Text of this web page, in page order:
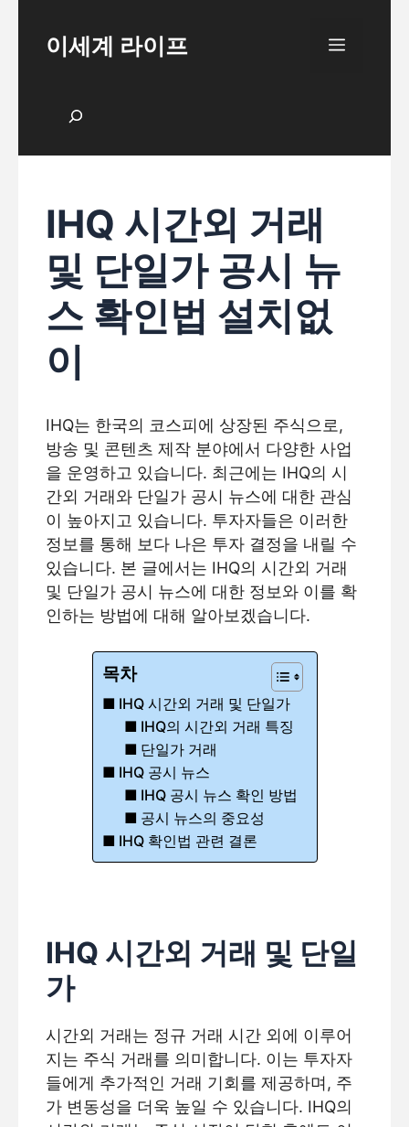
content이세계 라이프 Menu
IHQ 시간외 거래
및 단일가 공시 뉴
스 확인법 설치없
이
IHQ는 한국의 코스피에 상장된 주식으로,
방송 및 콘텐츠 제작 분야에서 다양한 사업
을 운영하고 있습니다. 최근에는 IHQ의 시
간외 거래와 단일가 공시 뉴스에 대한 관심
이 높아지고 있습니다. 투자자들은 이러한
정보를 통해 보다 나은 투자 결정을 내릴 수
있습니다. 본 글에서는 IHQ의 시간외 거래
및 단일가 공시 뉴스에 대한 정보와 이를 확
인하는 방법에 대해 알아보겠습니다.
목차
IHQ 시간외 거래 및 단일가
IHQ의 시간외 거래 특징
단일가 거래
IHQ 공시 뉴스
IHQ 공시 뉴스 확인 방법
공시 뉴스의 중요성
IHQ 확인법 관련 결론
IHQ 시간외 거래 및 단일
가
시간외 거래는 정규 거래 시간 외에 이루어
지는 주식 거래를 의미합니다. 이는 투자자
들에게 추가적인 거래 기회를 제공하며, 주
가 변동성을 더욱 높일 수 있습니다. IHQ의